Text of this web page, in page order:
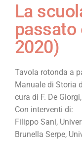
La
passato
2020)
Tavola rotonda a
Manuale di Storia
cura di F. De
Con interventi di:
Filippo Sani,
Brunella Serpe,